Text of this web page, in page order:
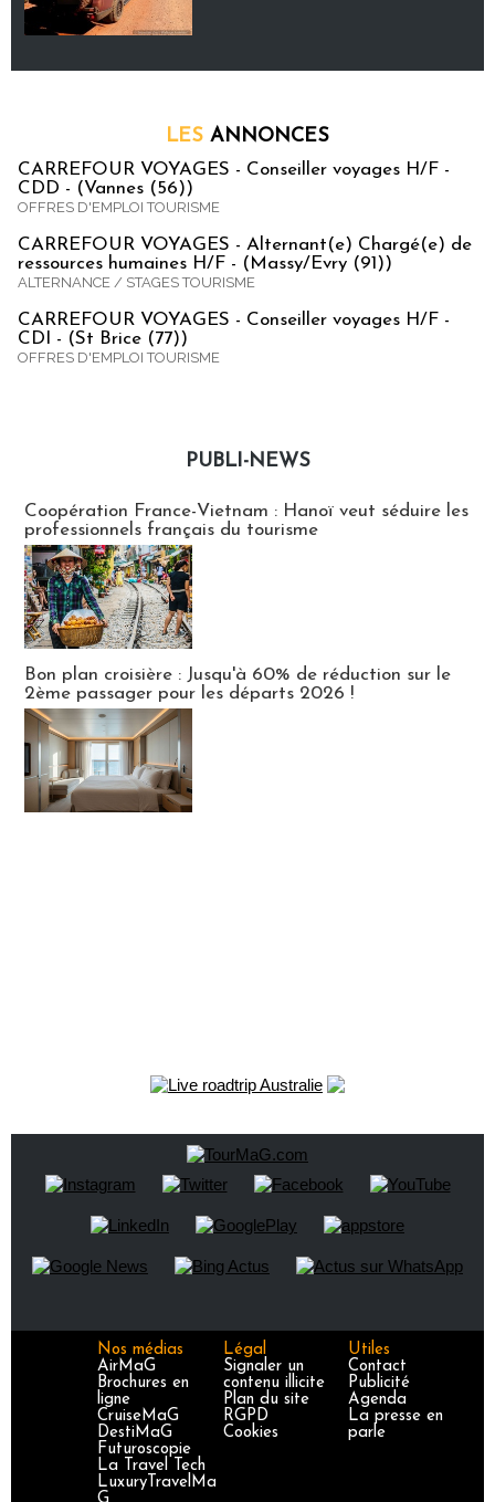
LES ANNONCES
CARREFOUR VOYAGES - Conseiller voyages H/F -
CDD - (Vannes (56))
OFFRES D'EMPLOI TOURISME
CARREFOUR VOYAGES - Alternant(e) Chargé(e) de
ressources humaines H/F - (Massy/Evry (91))
ALTERNANCE / STAGES TOURISME
CARREFOUR VOYAGES - Conseiller voyages H/F -
CDI - (St Brice (77))
OFFRES D'EMPLOI TOURISME
PUBLI-NEWS
Coopération France-Vietnam : Hanoï veut séduire les
professionnels français du tourisme
Bon plan croisière : Jusqu'à 60% de réduction sur le
2ème passager pour les départs 2026 !
Nos médias
AirMaG
Brochures en
ligne
CruiseMaG
DestiMaG
Futuroscopie
La Travel Tech
LuxuryTravelMa
Légal
Signaler un
contenu illicite
Plan du site
RGPD
Cookies
Utiles
Contact
Publicité
Agenda
La presse en
parle